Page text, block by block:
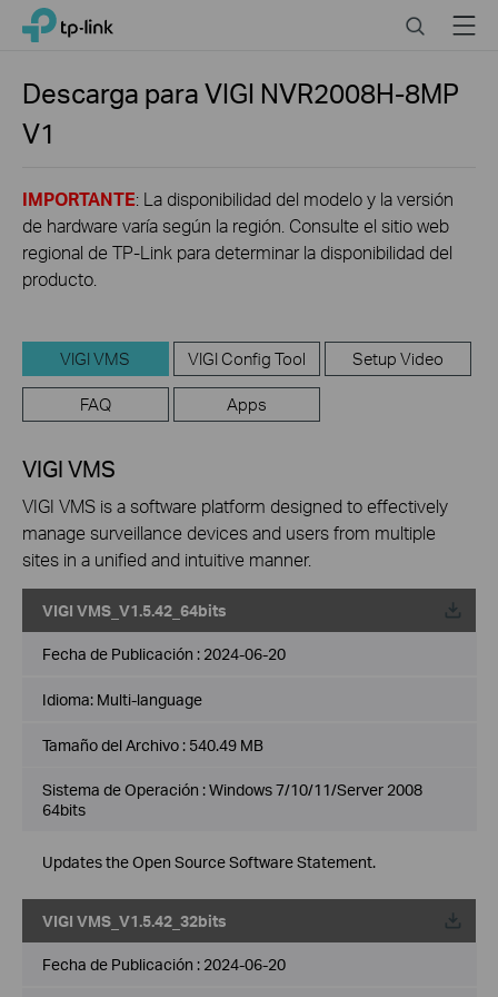
Click
navigation
TP-Link, Reliably Smart SearchMenu
Descarga paraVIGI NVR2008H-8MP
V1
IMPORTANTE: La disponibilidad del modelo y la versión
de hardware varía según la región. Consulte el sitio web
regional de TP-Link para determinar la disponibilidad del
producto.
VIGI VMS VIGI Config Tool Setup Video
FAQ Apps
VIGI VMS
VIGI VMS is a software platform designed to effectively
manage surveillance devices and users from multiple
sites in a unified and intuitive manner.
VIGI VMS_V1.5.42_64bits
Fecha de Publicación : 2024-06-20
Idioma: Multi-language
Tamaño del Archivo : 540.49 MB
Sistema de Operación : Windows 7/10/11/Server 2008
64bits
Updates the Open Source Software Statement.
VIGI VMS_V1.5.42_32bits
Fecha de Publicación : 2024-06-20